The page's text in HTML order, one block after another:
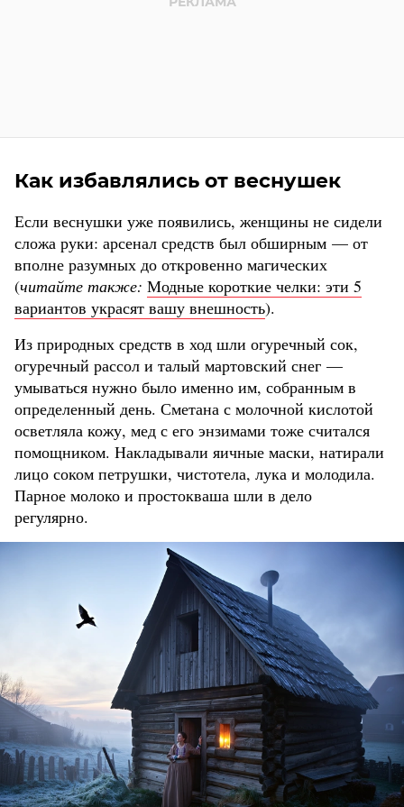
Как избавлялись от веснушек
Если веснушки уже появились, женщины не сидели
сложа руки: арсенал средств был обширным — от
вполне разумных до откровенно магических
(читайте также: Модные короткие челки: эти 5
вариантов украсят вашу внешность).
Из природных средств в ход шли огуречный сок,
огуречный рассол и талый мартовский снег —
умываться нужно было именно им, собранным в
определенный день. Сметана с молочной кислотой
осветляла кожу, мед с его энзимами тоже считался
помощником. Накладывали яичные маски, натирали
лицо соком петрушки, чистотела, лука и молодила.
Парное молоко и простокваша шли в дело
регулярно.